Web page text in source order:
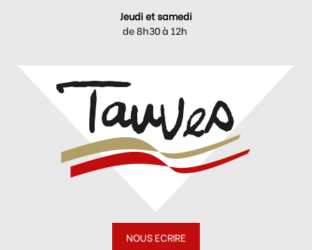
Jeudi et samedi
de 8h30 à 12h
NOUS ECRIRE